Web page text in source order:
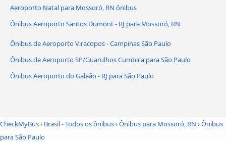
Aeroporto Natal para Mossoró, RN ônibus
Ônibus Aeroporto Santos Dumont - RJ para Mossoró, RN
Ônibus de Aeroporto Viracopos - Campinas São Paulo
Ônibus de Aeroporto SP/Guarulhos Cumbica para São Paulo
Ônibus Aeroporto do Galeão - RJ para São Paulo
CheckMyBus› Brasil - Todos os ônibus›Ônibus para Mossoró, RN ›Ônibus
para São Paulo